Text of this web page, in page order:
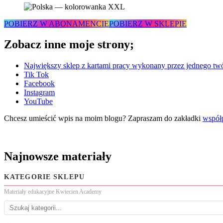
POBIERZ W ABONAMENCIEPOBIERZ W SKLEPIE
Zobacz inne moje strony;
Największy sklep z kartami pracy wykonany przez jednego
Tik Tok
Facebook
Instagram
YouTube
Chcesz umieścić wpis na moim blogu? Zapraszam do zakładki
Najnowsze materiały
KATEGORIE SKLEPU
Materiały edukacyjne Kwiecien Academy